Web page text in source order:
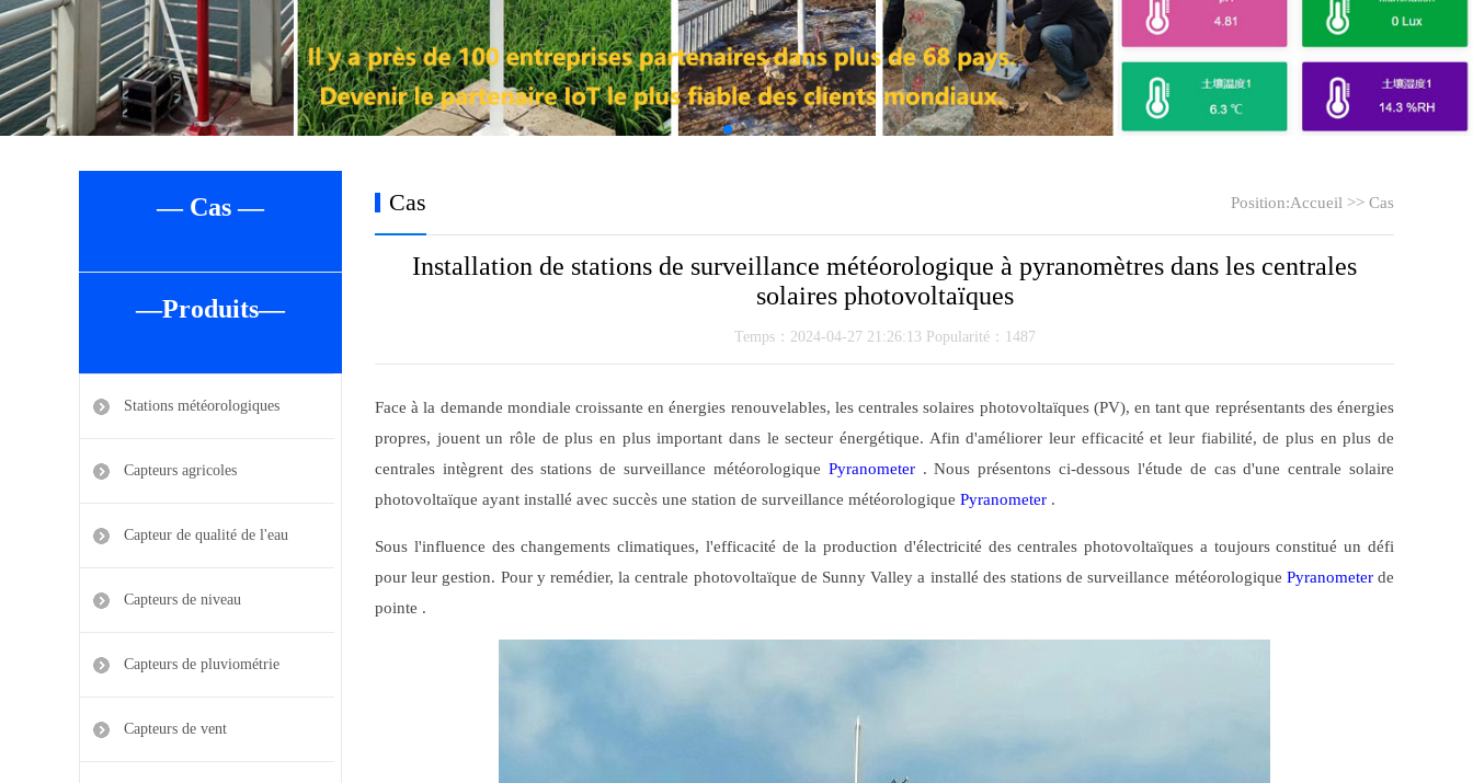
— Cas —
—Produits—
Stations météorologiques
Capteurs agricoles
Capteur de qualité de l'eau
Capteurs de niveau
Capteurs de pluviométrie
Capteurs de vent
Position:Accueil >> Cas
Cas
Installation de stations de surveillance météorologique à pyranomètres dans les centrales
solaires photovoltaïques
Temps：2024-04-27 21:26:13 Popularité：1487
Face à la demande mondiale croissante en énergies renouvelables, les centrales solaires photovoltaïques (PV), en tant que représentants des énergies
propres, jouent un rôle de plus en plus important dans le secteur énergétique. Afin d'améliorer leur efficacité et leur fiabilité, de plus en plus de
centrales intègrent des stations de surveillance météorologique Pyranometer. Nous présentons ci-dessous l'étude de cas d'une centrale solaire
photovoltaïque ayant installé avec succès une station de surveillance météorologique Pyranometer .
Sous l'influence des changements climatiques, l'efficacité de la production d'électricité des centrales photovoltaïques a toujours constitué un défi
pour leur gestion. Pour y remédier, la centrale photovoltaïque de Sunny Valley a installé des stations de surveillance météorologique Pyranometerde
pointe .